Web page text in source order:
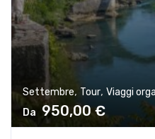
Settembre, Tour, Viaggi
950,00€